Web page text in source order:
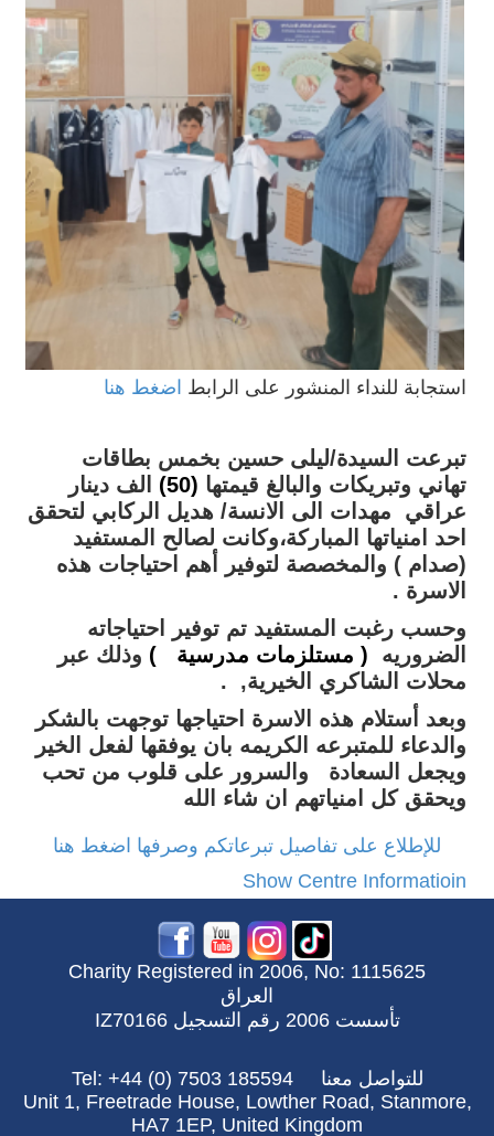
استجابة للنداء المنشور على الرابط اضغط هنا
تبرعت السيدة/ليلى حسين بخمس بطاقات
تهاني وتبريكات والبالغ قيمتها (50)
الف دينار
عراقي مهدات الى الانسة/ هديل الركابي لتحقق
احد امنياتها المباركة،وكانت لصالح المستفيد
(صدام ) والمخصصة لتوفير أهم احتياجات هذه
الاسرة .
وحسب رغبت المستفيد تم توفير احتياجاته
الضروريه ( مستلزمات مدرسية ) وذلك عبر
محلات الشاكري الخيرية, .
وبعد أستلام هذه الاسرة احتياجها توجهت بالشكر
والدعاء للمتبرعه الكريمه بان يوفقها لفعل الخير
ويجعل السعادة والسرور على قلوب من تحب
ويحقق كل امنياتهم ان شاء الله
للإطلاع على تفاصيل تبرعاتكم وصرفها اضغط هنا
Show Centre Informatioin
Charity Registered in 2006, No: 1115625
العراق
تأسست 2006 رقم التسجيل IZ70166
Tel: +44 (0) 7503 185594 للتواصل معنا
Unit 1, Freetrade House, Lowther Road, Stanmore,
HA7 1EP, United Kingdom